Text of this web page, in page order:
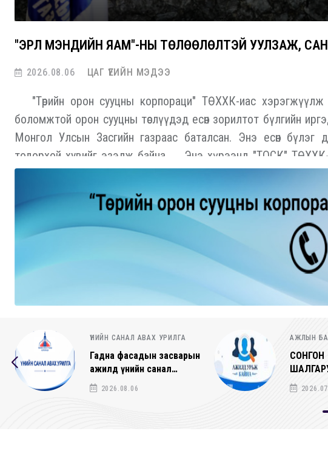
"ЭРҮҮЛ МЭНДИЙН ЯАМ"-НЫ ТӨЛӨӨЛӨЛТЭЙ УУЛЗАЖ,
2026.08.06 ЦАГ ҮЕИЙН МЭДЭЭ
"Төрийн орон сууцны корпораци" ТӨХХК-иас хэрэгжүүлж
боломжтой орон сууцны төслүүдэд есөн зорилтот бүлгийн
Монгол Улсын Засгийн газраас баталсан. Энэ есөн бүлэг
тодорхой хувийг эзэлж байна. Энэ хүрээнд "ТОСК" ТӨХХК-
уулзаж, санал со…
АЖЛЫН БАЙРНЫ ЗАР
СОНГОН
ШАЛГАРУУЛАЛТЫН ЗАР
- Жолооч
2026.07.20
ҮНИЙН
Үнийн